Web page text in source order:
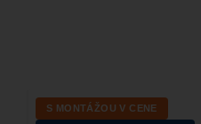
S MONTÁŽOU V CENE